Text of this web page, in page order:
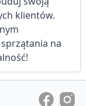
klientów.
na